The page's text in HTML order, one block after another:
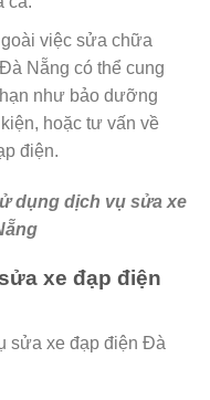
việc sửa chữa
Nẵng có thể cung
như bảo dưỡng
hoặc tư vấn về
điện.
dụng dịch vụ sửa xe
xe đạp điện
sửa xe đạp điện Đà